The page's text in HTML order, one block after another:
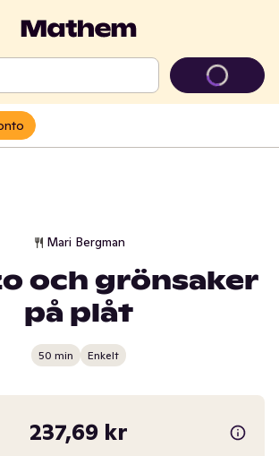
Mari Bergman
och grönsaker
på plåt
50 min Enkelt
237,69 kr